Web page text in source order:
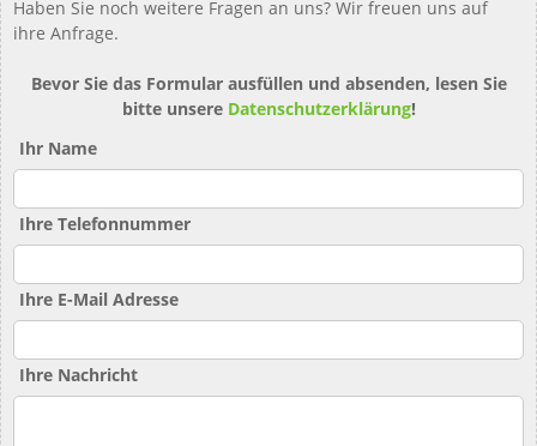
Haben Sie noch weitere Fragen an uns? Wir freuen uns auf
ihre Anfrage.
Bevor Sie das Formular ausfüllen und absenden, lesen Sie
bitte unsere Datenschutzerklärung!
Ihr Name
Ihre Telefonnummer
Ihre E-Mail Adresse
Ihre Nachricht